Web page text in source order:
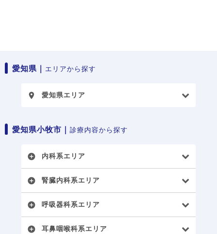
愛知県｜ エリアから探す
place 愛知県エリア
愛知県小牧市｜ 診療内容から探す
add_circle 内科系エリア
add_circle 腎臓内科系エリア
add_circle 呼吸器科系エリア
add_circle 耳鼻咽喉科系エリア